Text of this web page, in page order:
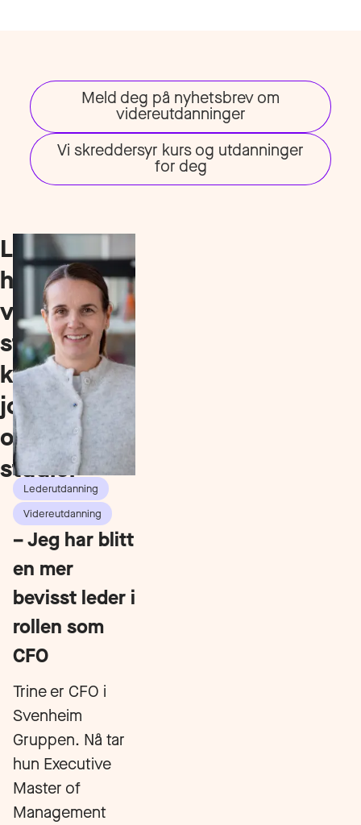
Meld deg på nyhetsbrev om
videreutdanninger
Vi skreddersyr kurs og utdanninger
for deg
Les
hvordan
våre
studenter
kombinerer
jobb
og
studier
Lederutdanning
Videreutdanning
– Jeg har blitt
en mer
bevisst leder i
rollen som
CFO
Trine er CFO i
Svenheim
Gruppen. Nå tar
hun Executive
Master of
Management